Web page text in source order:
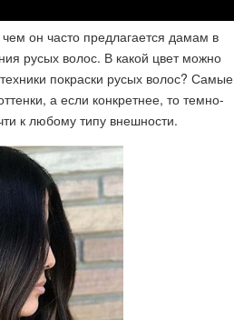
он часто предлагается дамам в
русых волос. В какой цвет можно
покраски русых волос? Самые
а если конкретнее, то темно-
к любому типу внешности.